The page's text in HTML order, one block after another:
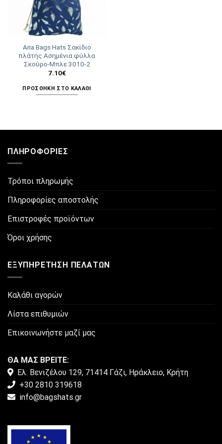
Aria Bags Hats Σακίδιο
πλάτης Ασημένια φύλλα
Σκούρο-Μπλε 3010-2
7.10€
ΠΡΟΣΘΉΚΗ ΣΤΟ ΚΑΛΆΘΙ
ΠΛΗΡΟΦΟΡΊΕΣ
Τρόποι πληρωμής
Πληροφορίες αποστολής
Επιστροφές προϊόντων
Όροι χρήσης
ΕΞΥΠΗΡΈΤΗΣΗ ΠΕΛΑΤΏΝ
Καλάθι αγορών
Λίστα επιθυμιών
Επικοινωνήστε μαζί μας
ΘΑ ΜΑΣ ΒΡΕΙΤΕ:
Ελ. Βενιζέλου 129, 71414 Γάζι, Ηράκλειο, Κρήτη
+30 2810 319618
info@bagshats.gr